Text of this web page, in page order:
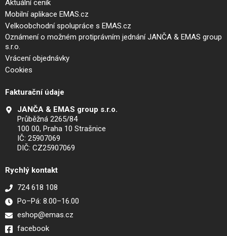
Aktuální ceník
Mobilní aplikace EMAS.cz
Velkoobchodní spolupráce s EMAS.cz
Oznámení o možném protiprávním jednání JANČA & EMAS group
s.r.o.
Vrácení objednávky
Cookies
Fakturační údaje
JANČA & EMAS group s.r.o.
Průběžná 2265/84
100 00, Praha 10 Strašnice
IČ: 25907069
DIČ: CZ25907069
Rychlý kontakt
724 618 108
Po–Pá: 8.00–16.00
eshop@emas.cz
facebook